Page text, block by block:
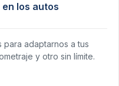
los autos
adaptarnos a tus
y otro sin límite.